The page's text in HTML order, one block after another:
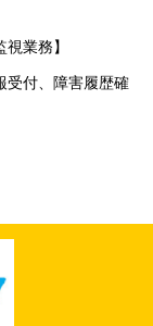
業務】
受付、障害履歴確